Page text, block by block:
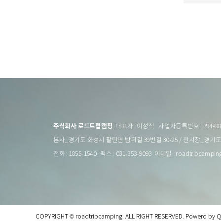
주식회사 로드트립캠핑 대표자 : 이성식 사업자등록번호 : 794-
본사_경기도 화성시 팔탄면 밤뒤길 39번길 30-25 / 전시장_경기
전화 : 1855-1540 팩스 : 031-353-9093 이메일 :
COPYRIGHT © roadtripcamping. ALL RIGHT RESERVED. Powerd by